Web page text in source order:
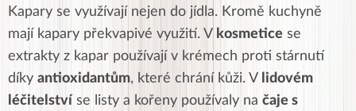
Kapary se využívají nejen do jídla. Kromě kuchyně
mají kapary překvapivé využití. V kosmetice se
extrakty z kapar používají v krémech proti stárnutí
díky antioxidantům, které chrání kůži. V lidovém
léčitelství se listy a kořeny používaly na čaje s